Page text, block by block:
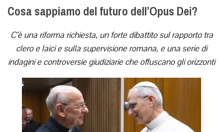
Cosa sappiamo del futuro dell’Opus Dei?
C’è una riforma richiesta, un forte dibattito sul rapporto tra
clero e laici e sulla supervisione romana, e una serie di
indagini e controversie giudiziarie che offuscano gli orizzonti